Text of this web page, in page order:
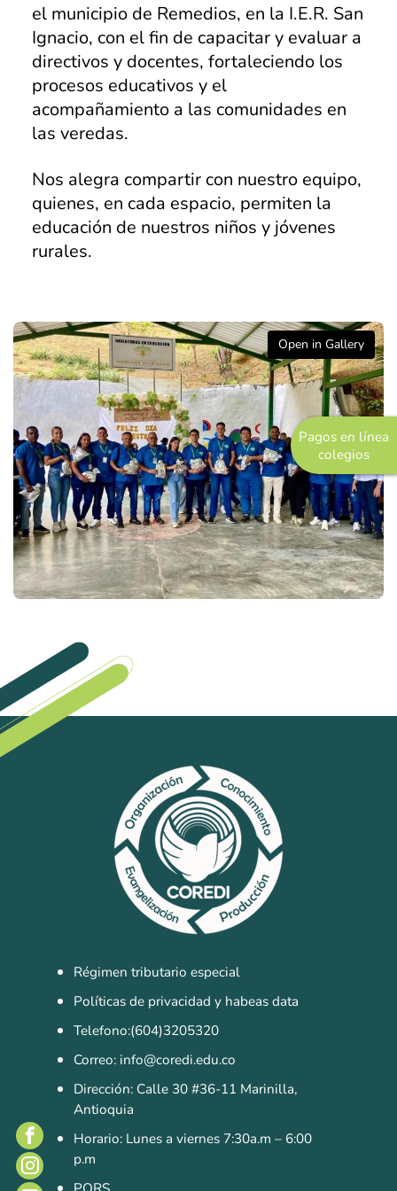
Pagos en línea
colegios
Marinilla
Rionegro
Modelo de Naciones Unidas – MUN
Pagos en línea
Apoyo PPPC
Educación Superior
Pastoral
Experiencias
Direccionamiento
Estratégico
Objetivos Estratégicos
Plan de Desarrollo
COREDI Bioventas
Sistemas de Gestión
Gestión de la Calidad
Gestión Humana
Seguridad y Salud en el Trabajo
el municipio de Remedios, en la I.E.R. San
Ignacio, con el fin de capacitar y evaluar a
directivos y docentes, fortaleciendo los
procesos educativos y el
acompañamiento a las comunidades en
las veredas.
Nos alegra compartir con nuestro equipo,
quienes, en cada espacio, permiten la
educación de nuestros niños y jóvenes
rurales.
Open in Gallery
Régimen tributario especial
Políticas de privacidad y habeas data
Telefono:(604)3205320
Correo: info@coredi.edu.co
Dirección: Calle 30 #36-11 Marinilla,
Antioquia
Horario: Lunes a viernes 7:30a.m – 6:00
p.m